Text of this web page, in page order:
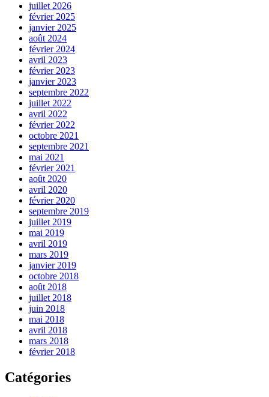
juillet 2026
février 2025
janvier 2025
août 2024
février 2024
avril 2023
février 2023
janvier 2023
septembre 2022
juillet 2022
avril 2022
février 2022
octobre 2021
septembre 2021
mai 2021
février 2021
août 2020
avril 2020
février 2020
septembre 2019
juillet 2019
mai 2019
avril 2019
mars 2019
janvier 2019
octobre 2018
août 2018
juillet 2018
juin 2018
mai 2018
avril 2018
mars 2018
février 2018
Catégories